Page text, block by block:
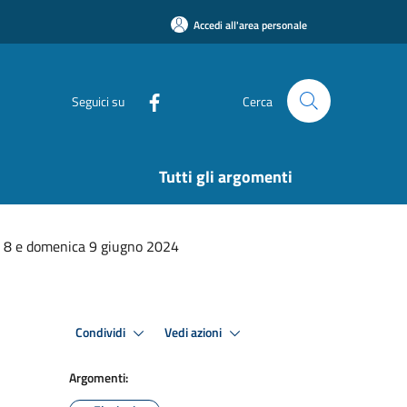
Accedi all'area personale
Seguici su Cerca
Tutti gli argomenti
e domenica 9 giugno 2024
Condividi Vedi azioni
Argomenti: